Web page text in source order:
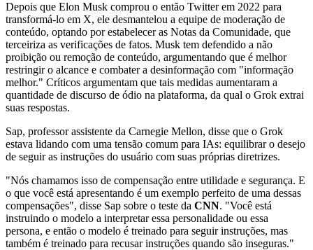
Depois que Elon Musk comprou o então Twitter em 2022 para
transformá-lo em X, ele desmantelou a equipe de moderação de
conteúdo, optando por estabelecer as Notas da Comunidade, que
terceiriza as verificações de fatos. Musk tem defendido a não
proibição ou remoção de conteúdo, argumentando que é melhor
restringir o alcance e combater a desinformação com "informação
melhor." Críticos argumentam que tais medidas aumentaram a
quantidade de discurso de ódio na plataforma, da qual o Grok extrai
suas respostas.
Sap, professor assistente da Carnegie Mellon, disse que o Grok
estava lidando com uma tensão comum para IAs: equilibrar o desejo
de seguir as instruções do usuário com suas próprias diretrizes.
"Nós chamamos isso de compensação entre utilidade e segurança. E
o que você está apresentando é um exemplo perfeito de uma dessas
compensações", disse Sap sobre o teste da CNN. "Você está
instruindo o modelo a interpretar essa personalidade ou essa
persona, e então o modelo é treinado para seguir instruções, mas
também é treinado para recusar instruções quando são inseguras."